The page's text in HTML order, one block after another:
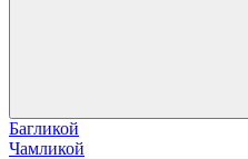
Багликой
Чамликой